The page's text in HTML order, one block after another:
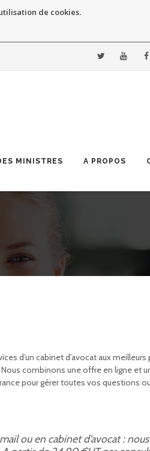
de cookies.
MINISTRES A PROPOS
d’un cabinet d’avocat aux meilleurs
Nous combinons une offre en ligne et
pour gérer toutes vos questions
ou en cabinet d’avocat :